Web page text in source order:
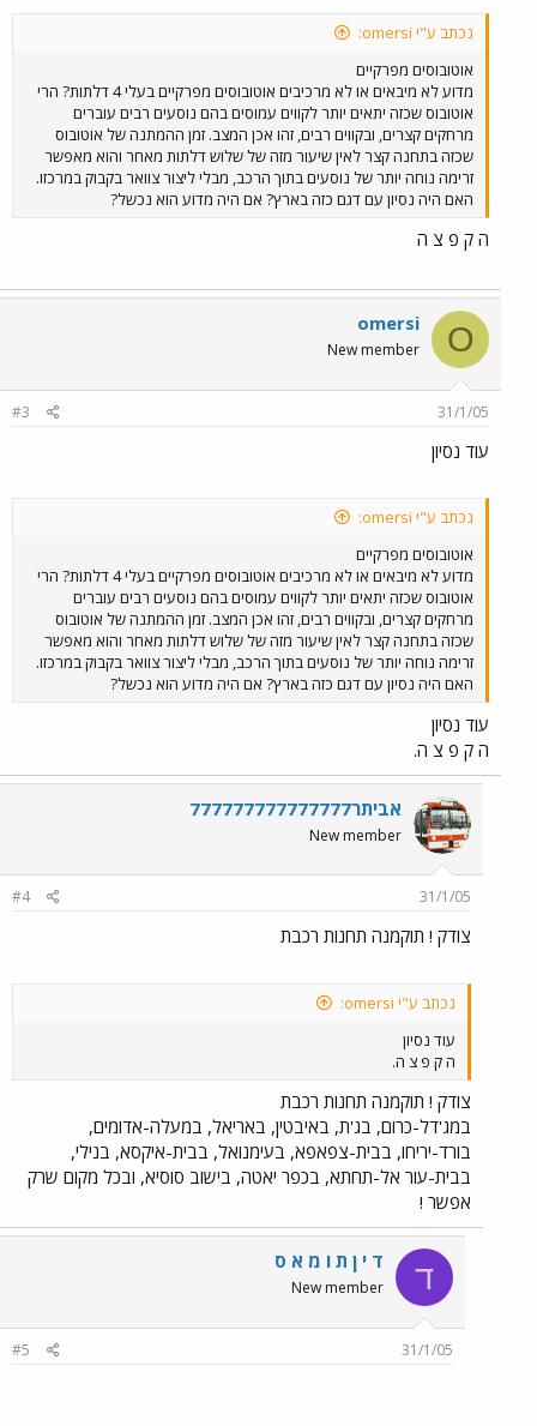
נכתב ע"י omersi:
אוטובוסים מפרקיים
מדוע לא מיבאים או לא מרכיבים אוטובוסים מפרקיים בעלי 4 דלתות? הרי
אוטובוס שכזה יתאים יותר לקווים עמוסים בהם נוסעים רבים עוברים
מרחקים קצרים, ובקווים רבים, זהו אכן המצב. זמן ההמתנה של אוטובוס
שכזה בתחנה קצר לאין שיעור מזה של שלוש דלתות מאחר והוא מאפשר
זרימה נוחה יותר של נוסעים בתוך הרכב, מבלי ליצור צוואר בקבוק במרכזו.
האם היה נסיון עם דגם כזה בארץ? אם היה מדוע הוא נכשל?
ה ק פ צ ה
O
omersi
New member
31/1/05
#3
עוד נסיון
נכתב ע"י omersi:
אוטובוסים מפרקיים
מדוע לא מיבאים או לא מרכיבים אוטובוסים מפרקיים בעלי 4 דלתות? הרי
אוטובוס שכזה יתאים יותר לקווים עמוסים בהם נוסעים רבים עוברים
מרחקים קצרים, ובקווים רבים, זהו אכן המצב. זמן ההמתנה של אוטובוס
שכזה בתחנה קצר לאין שיעור מזה של שלוש דלתות מאחר והוא מאפשר
זרימה נוחה יותר של נוסעים בתוך הרכב, מבלי ליצור צוואר בקבוק במרכזו.
האם היה נסיון עם דגם כזה בארץ? אם היה מדוע הוא נכשל?
עוד נסיון
ה ק פ צ ה.
אביתר777777777777777
New member
31/1/05
#4
צודק ! תוקמנה תחנות רכבת
נכתב ע"י omersi:
עוד נסיון
ה ק פ צ ה.
צודק ! תוקמנה תחנות רכבת
במג'דל-כרום, בג'ת, באיבטין, באריאל, במעלה-אדומים,
בורד-יריחו, בבית-צפאפא, בעימנואל, בבית-איקסא, בנילי,
בבית-עור אל-תחתא, בכפר יאטה, בישוב סוסיא, ובכל מקום שרק
אפשר !
ד ד י ן ת ו מ א ס
New member
31/1/05
#5